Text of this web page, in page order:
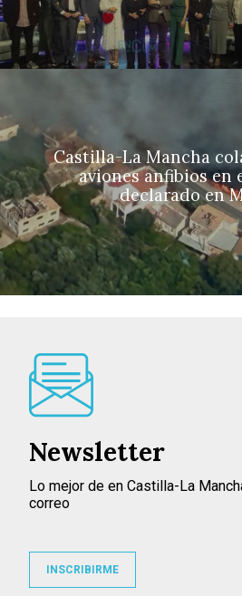
Castilla-La Mancha
aviones anfibios en
declarado en
Newsletter
Lo mejor de en Castilla-La
correo
INSCRIBIRME